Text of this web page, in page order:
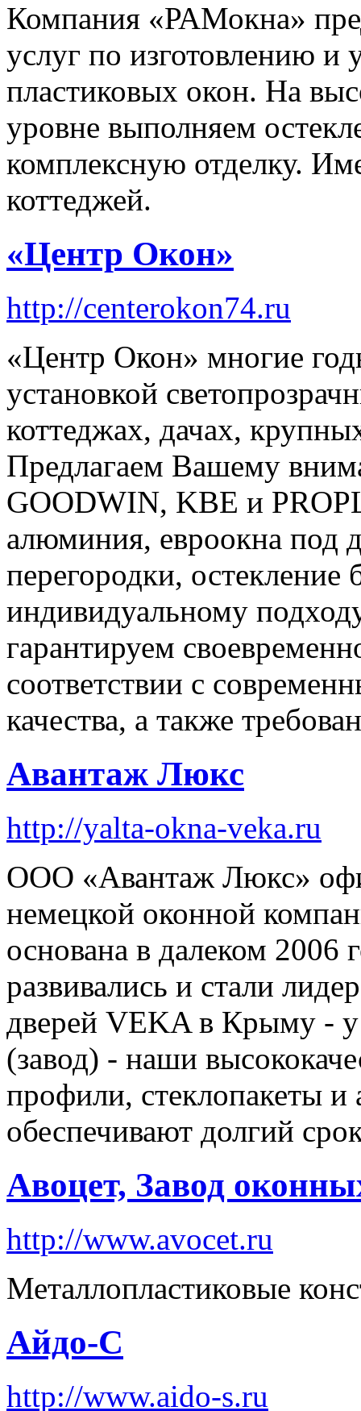
Компания «РАМокна»
услуг по изготовлению и
пластиковых окон. На
уровне выполняем
комплексную отделку.
коттеджей.
«Центр Окон»
http://centerokon74.ru
«Центр Окон» многие
установкой
коттеджах, дачах,
Предлагаем Вашему
GOODWIN, KBE и
алюминия, евроокна под
перегородки, остекление
индивидуальному
гарантируем
соответствии с
качества, а также
Авантаж Люкс
http://yalta-okna-veka.ru
ООО «Авантаж Люкс»
немецкой оконной
основана в далеком 2006
развивались и стали
дверей VEKA в Крыму - у
(завод) - наши
профили, стеклопакеты и
обеспечивают долгий
Авоцет, Завод
http://www.avocet.ru
Металлопластиковые
Айдо-С
http://www.aido-s.ru